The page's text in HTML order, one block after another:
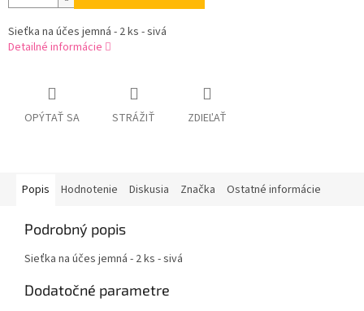
Sieťka na účes jemná - 2 ks - sivá
Detailné informácie
OPÝTAŤ SA STRÁŽIŤ ZDIEĽAŤ
Popis Hodnotenie Diskusia Značka Ostatné informácie
Podrobný popis
Sieťka na účes jemná - 2 ks - sivá
Dodatočné parametre